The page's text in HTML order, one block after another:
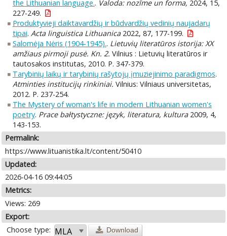
the Lithuanian language.. Valoda: nozīme un forma, 2024, 15,
227-249.
Produktyvieji daiktavardžių ir būdvardžių vedinių naujadarų
tipai. Acta linguistica Lithuanica2022, 87, 177-199.
Salomėja Nėris (1904-1945).. Lietuvių literatūros istorija: XX
amžiaus pirmoji pusė. Kn. 2. Vilnius : Lietuvių literatūros ir
tautosakos institutas, 2010. P. 347-379.
Tarybinių laikų ir tarybinių rašytojų įmuziejinimo paradigmos.
Atminties institucijų rinkiniai. Vilnius: Vilniaus universitetas,
2012. P. 237-254.
The Mystery of woman's life in modern Lithuanian women's
poetry. Prace bałtystyczne: język, literatura, kultura2009, 4,
143-153.
Permalink:
https://www.lituanistika.lt/content/50410
Updated:
2026-04-16 09:44:05
Metrics:
Views: 269
Export:
Choose type:
Download